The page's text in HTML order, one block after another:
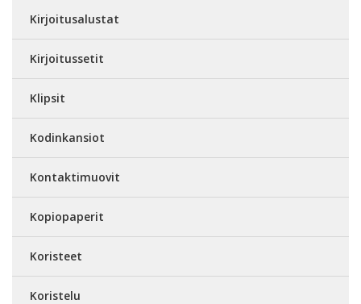
Kirjoitusalustat
Kirjoitussetit
Klipsit
Kodinkansiot
Kontaktimuovit
Kopiopaperit
Koristeet
Koristelu